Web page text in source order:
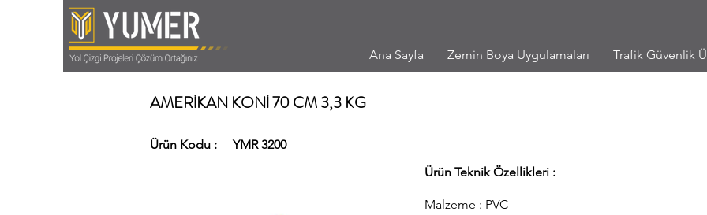
Ana Sayfa Zemin Boya Uygulamaları Trafik Güvenlik
AMERİKAN KONİ 70 CM 3,3 KG
Ürün Kodu :
YMR 3200
Ürün Teknik Özellikleri :
Malzeme : PVC